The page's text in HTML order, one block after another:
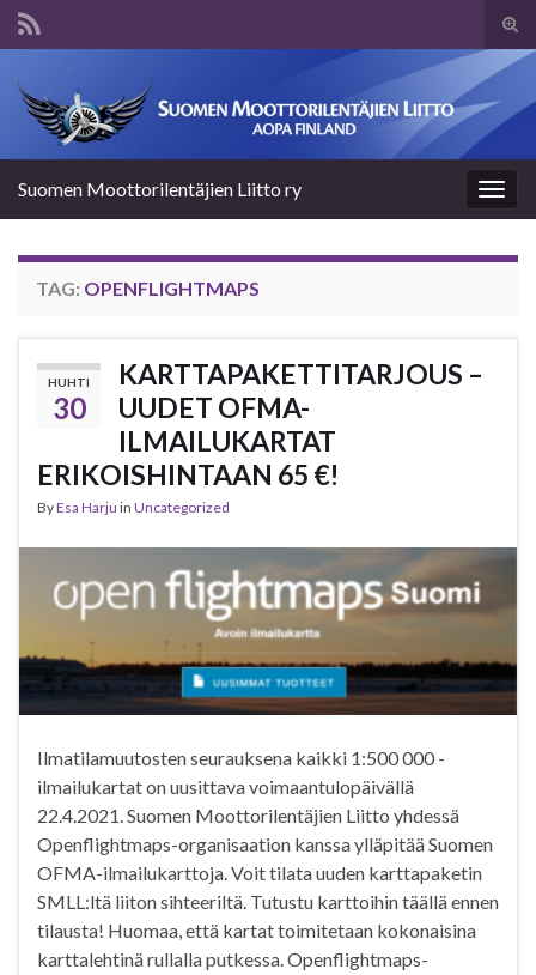
Suomen Moottorilentäjien Liitto ry
TAG: OPENFLIGHTMAPS
HUHTI
30
KARTTAPAKETTITARJOUS –
UUDET OFMA-
ILMAILUKARTAT
ERIKOISHINTAAN 65 €!
ByEsa Harju in Uncategorized
Ilmatilamuutosten seurauksena kaikki 1:500 000 -
ilmailukartat on uusittava voimaantulopäivällä
22.4.2021. Suomen Moottorilentäjien Liitto yhdessä
Openflightmaps-organisaation kanssa ylläpitää Suomen
OFMA-ilmailukarttoja. Voit tilata uuden karttapaketin
SMLL:ltä liiton sihteeriltä. Tutustu karttoihin täällä ennen
tilausta! Huomaa, että kartat toimitetaan kokonaisina
karttalehtinä rullalla putkessa. Openflightmaps-